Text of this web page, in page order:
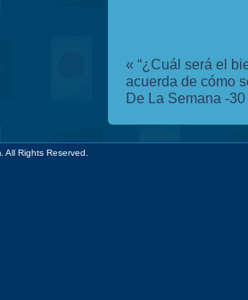
« “¿Cuál será el
acuerda de cómo
De La Semana -
All Rights Reserved.